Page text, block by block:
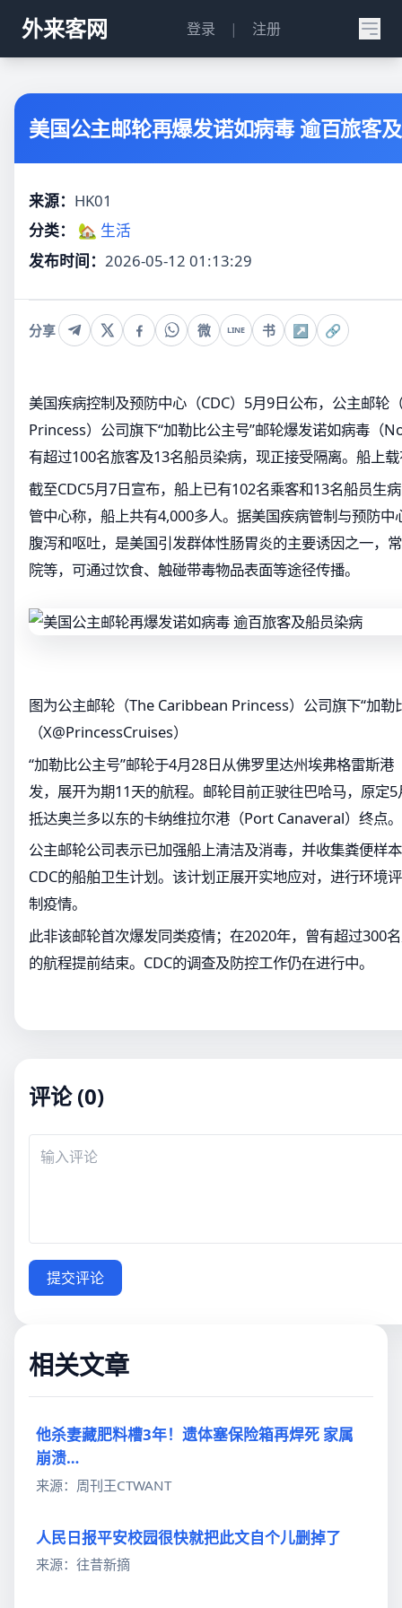
外来客网 登录 | 注册
美国公主邮轮再爆发诺如病毒 逾百旅客
来源： HK01
分类：
🏡 生活
发布时间： 2026-05-12 01:13:29
分享 微 LINE 书 ↗ 🔗
美国疾病控制及预防中心（CDC）5月9日公布，公主邮轮
Princess）公司旗下“加勒比公主号”邮轮爆发诺如病毒（
有超过100名旅客及13名船员染病，现正接受隔离。船上
截至CDC5月7日宣布，船上已有102名乘客和13名船员生
管中心称，船上共有4,000多人。据美国疾病管制与预防
腹泻和呕吐，是美国引发群体性肠胃炎的主要诱因之一，
院等，可通过饮食、触碰带毒物品表面等途径传播。
图为公主邮轮（The Caribbean Princess）公司旗下“加勒
（X@PrincessCruises）
“加勒比公主号”邮轮于4月28日从佛罗里达州埃弗格雷斯
发，展开为期11天的航程。邮轮目前正驶往巴哈马，原定
抵达奥兰多以东的卡纳维拉尔港（Port Canaveral）终点。
公主邮轮公司表示已加强船上清洁及消毒，并收集粪便样
CDC的船舶卫生计划。该计划正展开实地应对，进行环境
制疫情。
此非该邮轮首次爆发同类疫情；在2020年，曾有超过300
的航程提前结束。CDC的调查及防控工作仍在进行中。
评论 (0)
提交评论
相关文章
他杀妻藏肥料槽3年！遗体塞保险箱再焊死 家属
崩溃…
来源：周刊王CTWANT
人民日报平安校园很快就把此文自个儿删掉了
来源：往昔新摘